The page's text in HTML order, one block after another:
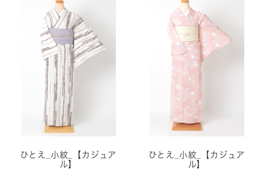
ひとえ_小紋_【カジュア
ル】
ひとえ_小紋_【カジュア
ル】